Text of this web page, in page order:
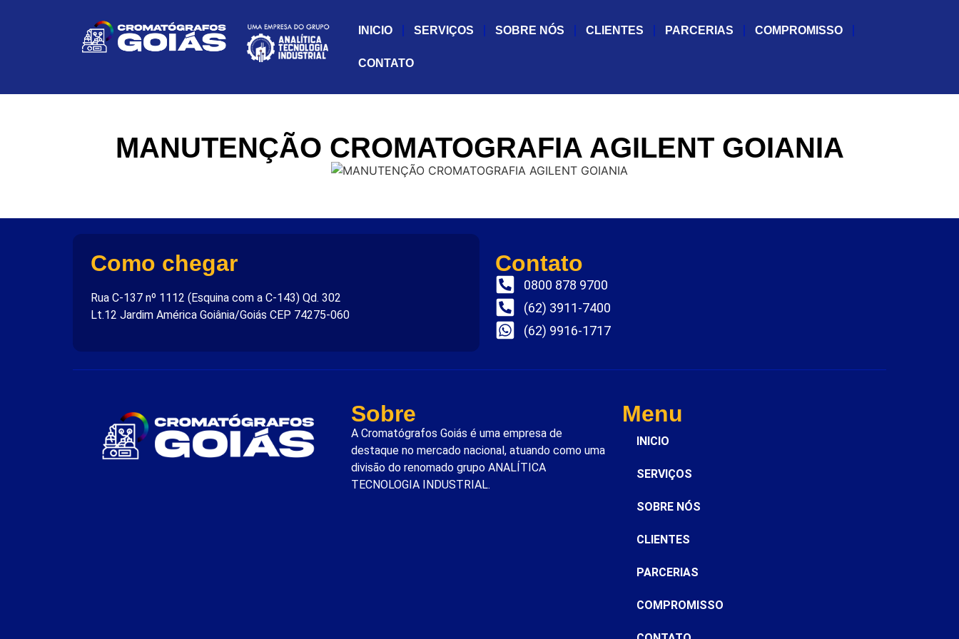
INICIO SERVIÇOS SOBRE NÓS CLIENTES PARCERIAS COMPROMISSO
CONTATO
MANUTENÇÃO CROMATOGRAFIA AGILENT GOIANIA
Como chegar
Rua C-137 nº 1112 (Esquina com a C-143) Qd. 302
Lt.12 Jardim América Goiânia/Goiás CEP 74275-060
Contato
0800 878 9700
(62) 3911-7400
(62) 9916-1717
Sobre
A Cromatógrafos Goiás é uma empresa de
destaque no mercado nacional, atuando como uma
divisão do renomado grupo ANALÍTICA
TECNOLOGIA INDUSTRIAL.
Menu
INICIO
SERVIÇOS
SOBRE NÓS
CLIENTES
PARCERIAS
COMPROMISSO